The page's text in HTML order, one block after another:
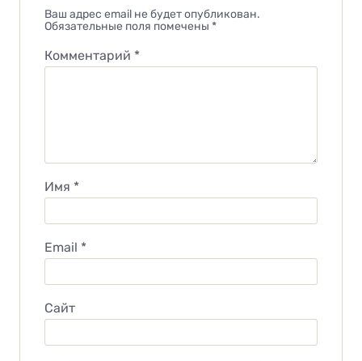
Ваш адрес email не будет опубликован.
Обязательные поля помечены *
Комментарий *
Имя *
Email *
Сайт